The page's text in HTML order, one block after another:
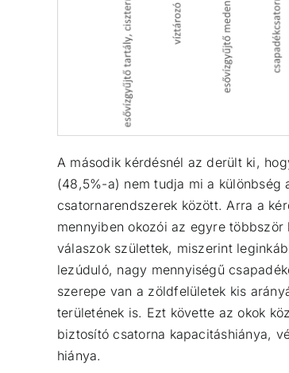
A második kérdésnél az derült ki,
(48,5%-a) nem tudja mi a
csatornarendszerek között. Arra a
mennyiben okozói az egyre többször
válaszok születtek, miszerint
lezúduló, nagy mennyiségű
szerepe van a zöldfelületek kis
területének is. Ezt követte az okok
biztosító csatorna kapacitáshiánya,
hiánya.